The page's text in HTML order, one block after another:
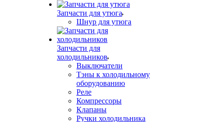
Запчасти для утюга
Шнур для утюга
Запчасти для
холодильников
Выключатели
Тэны к холодильному
оборудованию
Реле
Компрессоры
Клапаны
Ручки холодильника